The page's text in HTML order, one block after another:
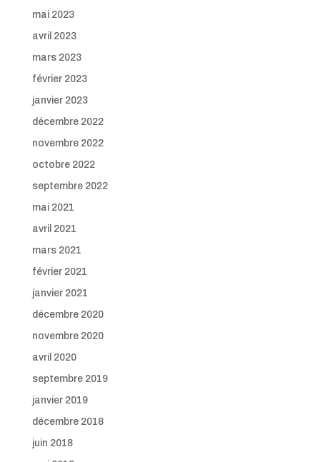
mai 2023
avril 2023
mars 2023
février 2023
janvier 2023
décembre 2022
novembre 2022
octobre 2022
septembre 2022
mai 2021
avril 2021
mars 2021
février 2021
janvier 2021
décembre 2020
novembre 2020
avril 2020
septembre 2019
janvier 2019
décembre 2018
juin 2018